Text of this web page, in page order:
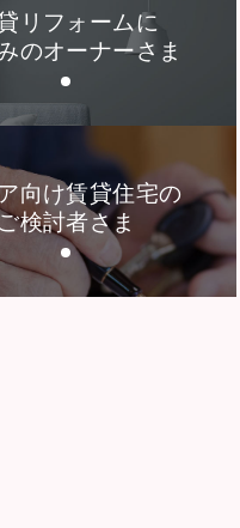
リフォームに
のオーナーさま
向け賃貸住宅の
ご検討者さま